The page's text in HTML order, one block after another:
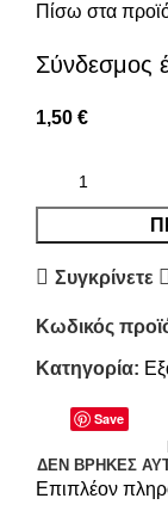
Πίσω στα
Σύνδεσμος
1,50 €
Συγκρίνετε
Κωδικός
Κατηγορία:
Save
ΔΕΝ ΒΡΉΚΕΣ
Επιπλέον